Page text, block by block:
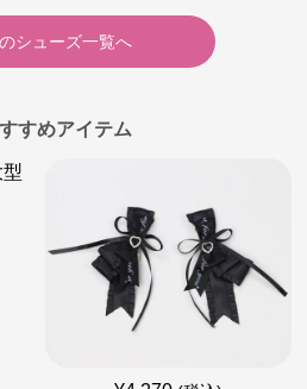
のシューズ一覧へ
すめアイテム